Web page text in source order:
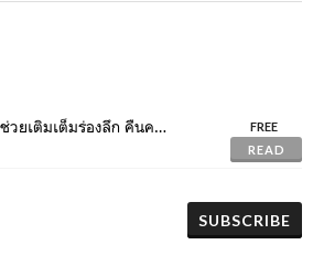
ฟิลเลอร์ร่องแก้ม ตัวช่วยเติมเต็มร่องลึก คืนความอ่อนเยาว์ให้ใบหน้า
FREE
READ
SUBSCRIBE